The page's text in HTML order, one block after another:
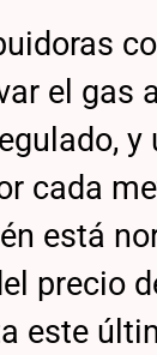
el gas
y
cada
está
precio
este